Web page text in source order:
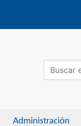
Administración
Buscar: